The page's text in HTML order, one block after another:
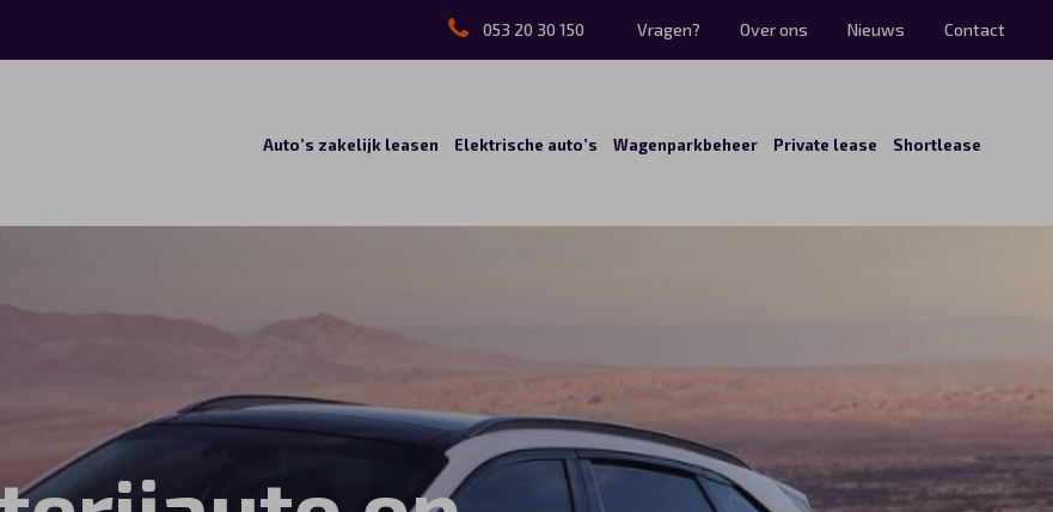
053 20 30 150 Vragen? Over ons Nieuws Contact
Auto’s zakelijk leasen Elektrische auto’s Wagenparkbeheer Private lease Shortlease